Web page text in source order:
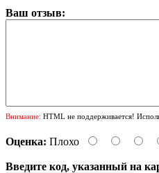
Ваш отзыв:
Внимание: HTML не поддерживается!
Оценка: Плохо
Введите код, указанный на